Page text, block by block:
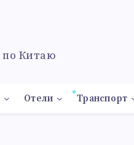
Отели Транспорт